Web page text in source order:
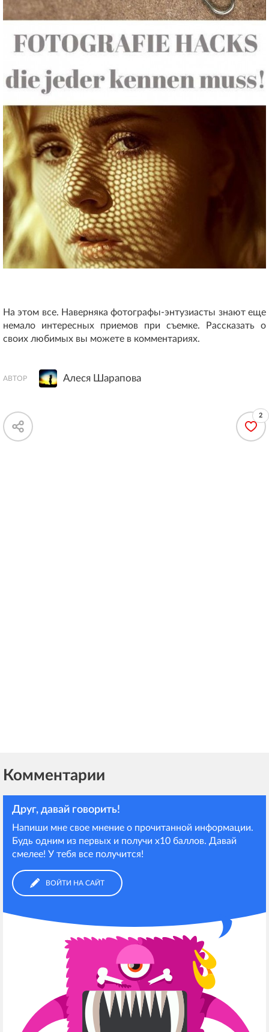
На этом все. Наверняка фотографы-энтузиасты знают еще
немало интересных приемов при съемке. Рассказать о
своих любимых вы можете в комментариях.
АВТОР Алеся Шарапова
2
Комментарии
Друг, давай говорить!
Напиши мне свое мнение о прочитанной информации.
Будь одним из первых и получи х10 баллов. Давай
смелее! У тебя все получится!
ВОЙТИ НА САЙТ